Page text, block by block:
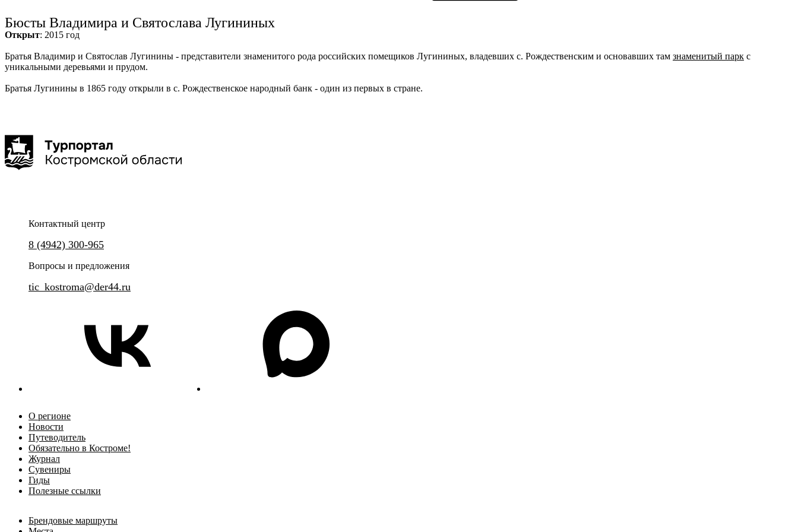
Бюсты Владимира и Святослава Лугининых
Открыт: 2015 год
Братья Владимир и Святослав Лугинины - представители знаменитого рода российских помещиков Лугининых, владевших с. Рождественским и основавших там знаменитый парк с
уникальными деревьями и прудом.
Братья Лугинины в 1865 году открыли в с. Рождественское народный банк - один из первых в стране.
Контактный центр
8 (4942) 300-965
Вопросы и предложения
tic_kostroma@der44.ru
О регионе
Новости
Путеводитель
Обязательно в Костроме!
Журнал
Сувениры
Гиды
Полезные ссылки
Брендовые маршруты